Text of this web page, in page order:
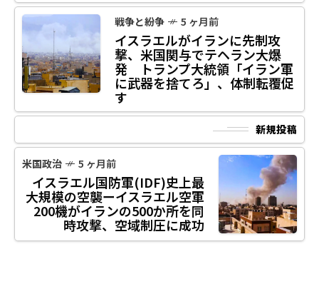
戦争と紛争 5 ヶ月前
イスラエルがイランに先制攻
撃、米国関与でテヘラン大爆
発 トランプ大統領「イラン軍
に武器を捨てろ」、体制転覆促
す
新規投稿
米国政治 5 ヶ月前
イスラエル国防軍(IDF)史上最
大規模の空襲ーイスラエル空軍
200機がイランの500か所を同
時攻撃、空域制圧に成功